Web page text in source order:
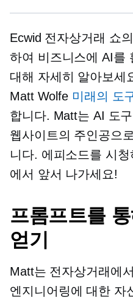
Ecwid 전자상거래 쇼
하여 비즈니스에 AI를
대해 자세히 알아보세
Matt Wolfe 미래의 도
합니다. Matt는 AI 도
웹사이트의 주인공으
니다. 에피소드를 시
에서 앞서 나가세요!
프롬프트를
얻기
Matt는 전자상거래에
엔지니어링에 대한 자